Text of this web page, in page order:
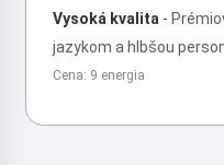
Vysoká kvalita -
jazykom a hlbšou
Cena: 9 energia